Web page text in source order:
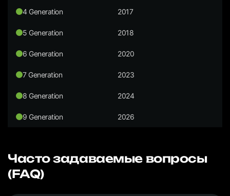
4 Generation 2017
5 Generation 2018
6 Generation 2020
7 Generation 2023
8 Generation 2024
9 Generation 2026
Часто задаваемые вопросы
(FAQ)